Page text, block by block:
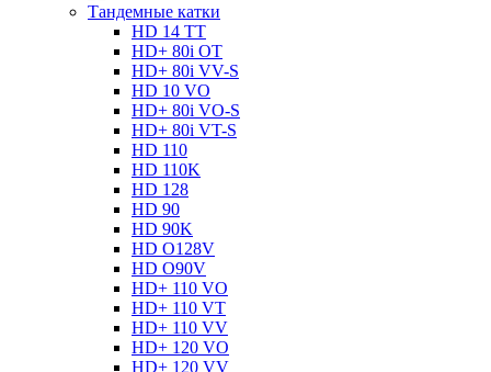
Тандемные катки
HD 14 TT
HD+ 80i OT
HD+ 80i VV-S
HD 10 VO
HD+ 80i VO-S
HD+ 80i VT-S
HD 110
HD 110K
HD 128
HD 90
HD 90K
HD O128V
HD O90V
HD+ 110 VO
HD+ 110 VT
HD+ 110 VV
HD+ 120 VO
HD+ 120 VV